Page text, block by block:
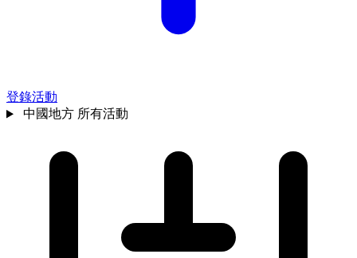
登錄活動
中國地方 所有活動